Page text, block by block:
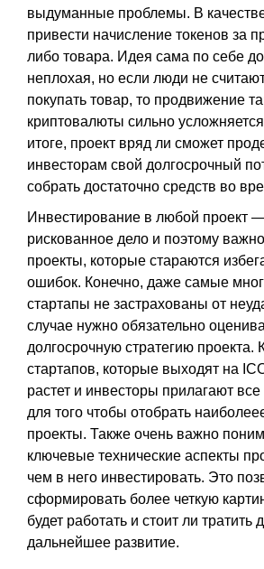
выдуманные проблемы. В
привести начисление токенов за
либо товара. Идея сама по себе
неплохая, но если люди не
покупать товар, то продвижение
криптовалюты сильно
итоге, проект вряд ли сможет
инвесторам свой долгосрочный
собрать достаточно средств во
Инвестирование в любой проект
рискованное дело и поэтому
проекты, которые стараются
ошибок. Конечно, даже самые
стартапы не застрахованы от
случае нужно обязательно
долгосрочную стратегию проекта.
стартапов, которые выходят на
растет и инвесторы прилагают
для того чтобы отобрать
проекты. Также очень важно
ключевые технические аспекты
чем в него инвестировать. Это
сформировать более четкую
будет работать и стоит ли тратить
дальнейшее развитие.